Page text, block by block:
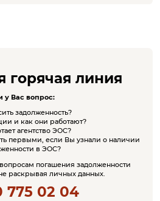
горячая линия
у Вас вопрос:
задолженность?
и как они работают?
агентство ЭОС?
первыми, если Вы узнали о наличии
в ЭОС?
погашения задолженности
раскрывая личных данных.
775 02 04